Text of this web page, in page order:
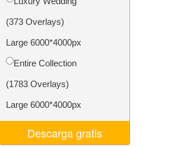
(373 Overlays)
Large 6000*4000px
Entire Collection
(1783 Overlays)
Large 6000*4000px
Descarga gratis